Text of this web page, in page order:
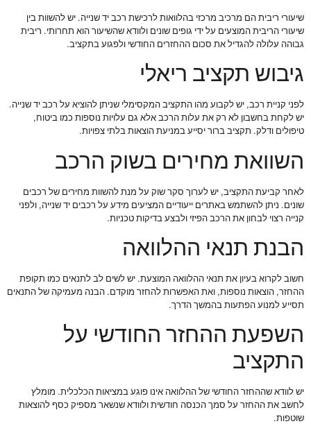
שיעורי ריבית הם מרכיב מרכזי בהלוואות לרכישת רכב יד שנייה. יש להשוות בין
שיעורי הריבית המוצעים על ידי גופים שונים ולוודא שהשיעור הוא תחרותי. ריבית
גבוהה עלולה להגדיל את סכום ההחזרים החודשי ולפגוע בתקציב.
גיבוש תקציב ריאלי
לפני קניית רכב, יש לקבוע מהו התקציב המקסימלי שניתן להוציא על רכב יד שנייה.
יש לקחת בחשבון לא רק את עלות הרכב אלא גם עלויות נוספות כמו ביטוח,
טיפולים ודלק. תקציב ברור יסייע במניעת הוצאות בלתי צפויות.
השוואת מחירים בשוק הרכב
לאחר קביעת התקציב, יש לערוך סקר שוק על מנת להשוות מחירים של רכבים
שונים. ניתן להשתמש באתרים ייעודיים המציעים מידע על רכבים יד שנייה, ולפני
קנייה רצוי לבחון את הרכב הפיזי ולבצע בדיקות טכניות.
הבנת תנאי ההלוואה
חשוב לקרוא בעיון את תנאי ההלוואה המוצעת. יש לשים לב לתנאים כמו תקופת
ההחזר, הוצאות נוספות, ואת האפשרות להחזר מוקדם. הבנה מעמיקה של התנאים
תסייע למנוע הפתעות בהמשך הדרך.
השפעת ההחזר החודשי על
התקציב
יש לוודא שההחזר החודשי של ההלוואה אינו פוגע במציאות הכלכלית. מומלץ
לחשב את ההחזר על סמך הכנסה חודשית ולוודא שנשאר מספיק כסף להוצאות
שוטפות.